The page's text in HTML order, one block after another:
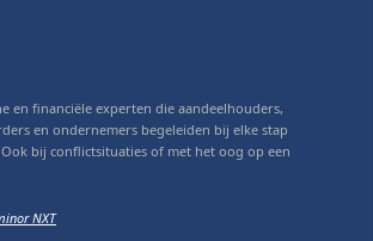
en financiële experten die aandeelhouders,
en ondernemers begeleiden bij elke stap
bij conflictsituaties of met het oog op een
NXT